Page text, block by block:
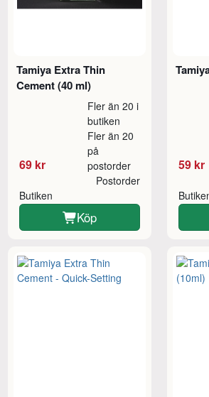
Tamiya Extra Thin
Cement (40 ml)
69 kr
Fler än 20 i
butiken
Fler än 20
på
postorder
Butiken
Postorder
Köp
59 kr